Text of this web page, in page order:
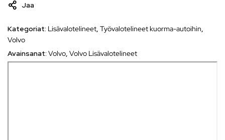
Jaa
Kategoriat: Lisävalotelineet, Työvalotelineet kuorma-autoihin,
Volvo
Avainsanat: Volvo, Volvo Lisävalotelineet